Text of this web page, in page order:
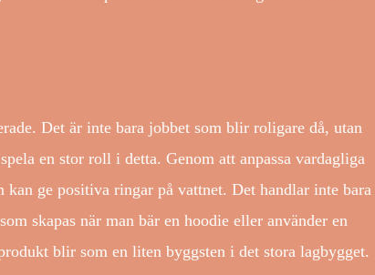
Det är inte bara jobbet som blir roligare då, utan
en stor roll i detta. Genom att anpassa vardagliga
kan ge positiva ringar på vattnet. Det handlar inte bara
skapas när man bär en hoodie eller använder en
blir som en liten byggsten i det stora lagbygget.